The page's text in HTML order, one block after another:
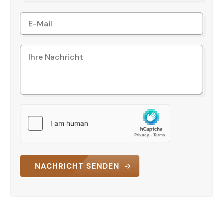
und ein Dachgeschoss mit herrlichem Meerblick zu
bauen.
diesem Grundstück oder um eine Besichtigung zu
vereinbaren!
NACHRICHT SENDEN